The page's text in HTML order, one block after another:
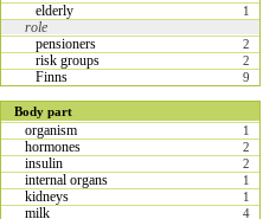
elderly 1
role
pensioners
2
risk groups 2
Finns 9
Body part
organism 1
hormones 2
insulin 2
internal organs 1
kidneys 1
milk 4